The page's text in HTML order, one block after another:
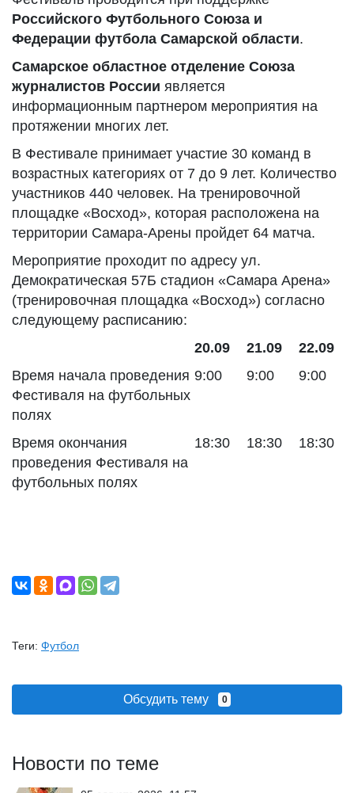
Российского Футбольного Союза и
Федерации футбола Самарской области.
Самарское областное отделение Союза
журналистов России является
информационным партнером мероприятия на
протяжении многих лет.
В Фестивале принимает участие 30 команд в
возрастных категориях от 7 до 9 лет. Количество
участников 440 человек. На тренировочной
площадке «Восход», которая расположена на
территории Самара-Арены пройдет 64 матча.
Мероприятие проходит по адресу ул.
Демократическая 57Б стадион «Самара Арена»
(тренировочная площадка «Восход») согласно
следующему расписанию:
20.09
21.09
22.09
Время начала проведения
Фестиваля на футбольных
полях
9:00 9:00 9:00
Время окончания
проведения Фестиваля на
футбольных полях
18:30 18:30 18:30
Теги: Футбол
Обсудить тему 0
Новости по теме